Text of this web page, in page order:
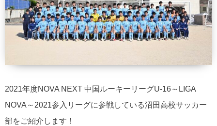
2021年度NOVA NEXT 中国ルーキーリーグU-16～LIGA
NOVA～2021参入リーグに参戦している沼田高校サッカー
部をご紹介します！